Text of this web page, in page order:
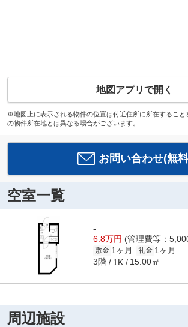
地図アプリで開く
※地図上に表示される物件の位置は付近住所に所在すること
の物件所在地とは異なる場合がございます。
お問い合わせ(無
空室一覧
-
6.8万円 (管理費等：
敷金 1ヶ月 礼金 1ヶ月
3階 1K 15.00㎡
周辺施設